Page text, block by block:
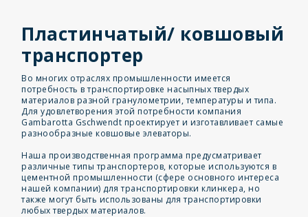
Пластинчатый/ ковшовый
транспортер
Во многих отраслях промышленности имеется
потребность в транспортировке насыпных твердых
материалов разной гранулометрии, температуры и типа.
Для удовлетворения этой потребности компания
Gambarotta Gschwendt проектирует и изготавливает самые
разнообразные ковшовые элеваторы.
Наша производственная программа предусматривает
различные типы транспортеров, которые используются в
цементной промышленности (сфере основного интереса
нашей компании) для транспортировки клинкера, но
также могут быть использованы для транспортировки
любых твердых материалов.